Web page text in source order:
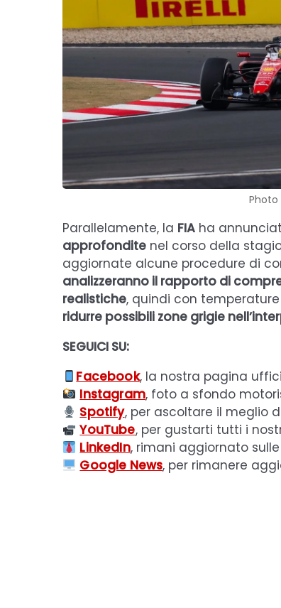
Photo
Parallelamente, la FIA ha
approfondite nel corso della
aggiornate alcune procedure di
analizzeranno il rapporto di
realistiche, quindi con
ridurre possibili zone grigie
SEGUICI SU:
Facebook, la nostra pagina
Instagram, foto a sfondo
Spotify, per ascoltare il meglio
YouTube, per gustarti tutti i
LinkedIn, rimani aggiornato
Google News, per rimanere